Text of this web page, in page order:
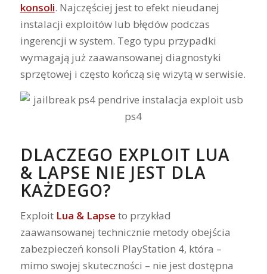
konsoli. Najczęściej jest to efekt nieudanej
instalacji exploitów lub błędów podczas
ingerencji w system. Tego typu przypadki
wymagają już zaawansowanej diagnostyki
sprzętowej i często kończą się wizytą w serwisie.
DLACZEGO EXPLOIT LUA
& LAPSE NIE JEST DLA
KAŻDEGO?
Exploit Lua & Lapse to przykład
zaawansowanej technicznie metody obejścia
zabezpieczeń konsoli PlayStation 4, która –
mimo swojej skuteczności – nie jest dostępna